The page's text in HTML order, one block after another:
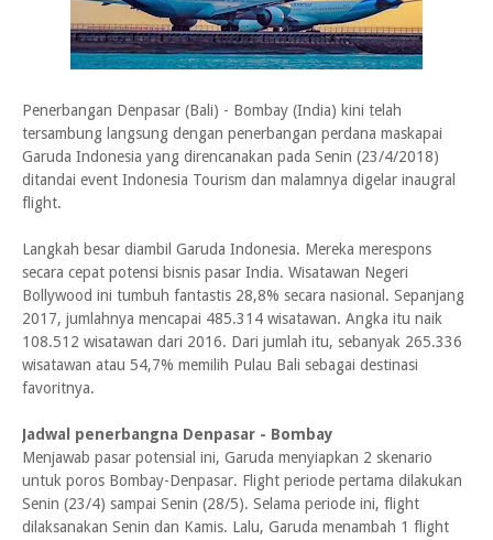
Penerbangan Denpasar (Bali) - Bombay (India) kini telah
tersambung langsung dengan penerbangan perdana maskapai
Garuda Indonesia yang direncanakan pada Senin (23/4/2018)
ditandai event Indonesia Tourism dan malamnya digelar inaugral
flight.
Langkah besar diambil Garuda Indonesia. Mereka merespons
secara cepat potensi bisnis pasar India. Wisatawan Negeri
Bollywood ini tumbuh fantastis 28,8% secara nasional. Sepanjang
2017, jumlahnya mencapai 485.314 wisatawan. Angka itu naik
108.512 wisatawan dari 2016. Dari jumlah itu, sebanyak 265.336
wisatawan atau 54,7% memilih Pulau Bali sebagai destinasi
favoritnya.
Jadwal penerbangna Denpasar - Bombay
Menjawab pasar potensial ini, Garuda menyiapkan 2 skenario
untuk poros Bombay-Denpasar. Flight periode pertama dilakukan
Senin (23/4) sampai Senin (28/5). Selama periode ini, flight
dilaksanakan Senin dan Kamis. Lalu, Garuda menambah 1 flight